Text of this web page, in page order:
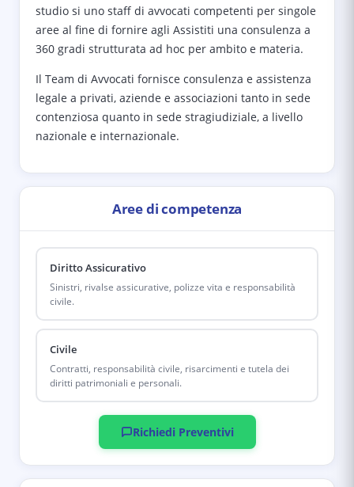
studio si uno staff di avvocati competenti per singole
aree al fine di fornire agli Assistiti una consulenza a
360 gradi strutturata ad hoc per ambito e materia.
Il Team di Avvocati fornisce consulenza e assistenza
legale a privati, aziende e associazioni tanto in sede
contenziosa quanto in sede stragiudiziale, a livello
nazionale e internazionale.
Aree di competenza
Diritto Assicurativo
Sinistri, rivalse assicurative, polizze vita e responsabilità
civile.
Civile
Contratti, responsabilità civile, risarcimenti e tutela dei
diritti patrimoniali e personali.
Richiedi Preventivi